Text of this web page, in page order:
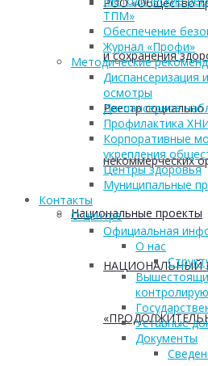
и сохранения
Реестр
некоммерческих
Национальные проекты
НАЦИОНАЛЬНЫЙ
ТПМ»
Обеспечение
Журнал «Профи»
Методические
Диспансеризация
осмотры
Диспансерное
Профилактика
Корпоративные
укрепления
Центры здоровья
Муниципальные
Контакты
О центре
Официальная
О нас
Уставные
Документы